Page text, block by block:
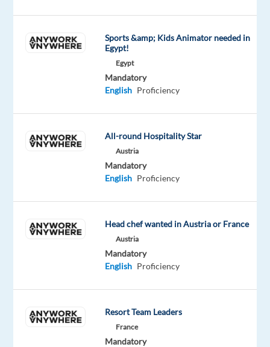
contrat
renouvellement
•
comptables
quotidiennes
Sports &amp; Kids Animator needed in
Egypt!
Egypt
Mandatory
English Proficiency
All-round Hospitality Star
Austria
Mandatory
English Proficiency
Head chef wanted in Austria or France
Austria
Mandatory
English Proficiency
Resort Team Leaders
France
Mandatory